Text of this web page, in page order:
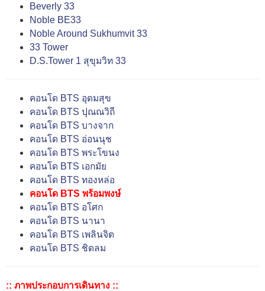
Beverly 33
Noble BE33
Noble Around Sukhumvit 33
33 Tower
D.S.Tower 1 สุขุมวิท 33
คอนโด BTS อุดมสุข
คอนโด BTS ปุณณวิถี
คอนโด BTS บางจาก
คอนโด BTS อ่อนนุช
คอนโด BTS พระโขนง
คอนโด BTS เอกมัย
คอนโด BTS ทองหล่อ
คอนโด BTS พร้อมพงษ์
คอนโด BTS อโศก
คอนโด BTS นานา
คอนโด BTS เพลินจิต
คอนโด BTS ชิดลม
:: ภาพประกอบการเดินทาง ::